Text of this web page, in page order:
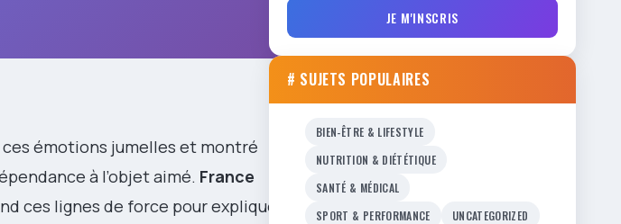
ces émotions jumelles et montré
à l’objet aimé. France
ces lignes de force pour expliquer que
JE M'INSCRIS
# SUJETS POPULAIRES
BIEN-ÊTRE & LIFESTYLE
NUTRITION & DIÉTÉTIQUE
SANTÉ & MÉDICAL
SPORT & PERFORMANCE
UNCATEGORIZED